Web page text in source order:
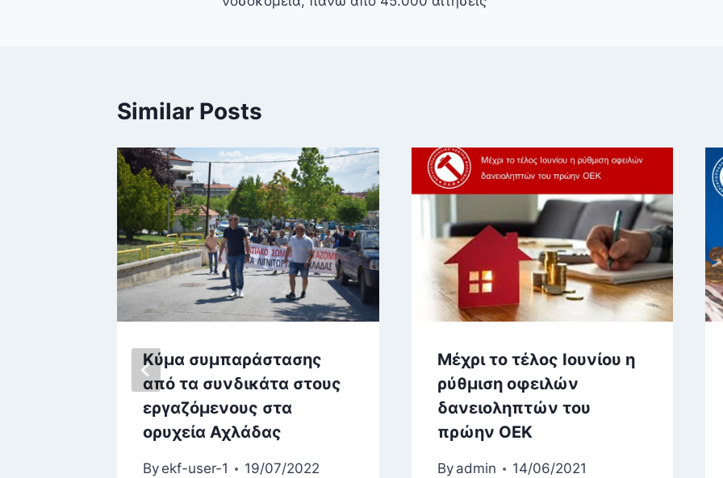
Similar Posts
Κύμα συμπαράστασης
από τα συνδικάτα στους
εργαζόμενους στα
ορυχεία Αχλάδας
By ekf-user-1 19/07/2022
Μέχρι το τέλος Ιουνίου η
ρύθμιση οφειλών
δανειοληπτών του
πρώην ΟΕΚ
By admin 14/06/2021